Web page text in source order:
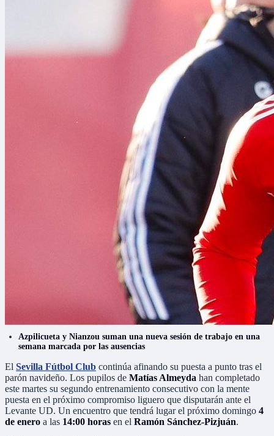
Azpilicueta y Nianzou suman una nueva sesión de trabajo en una
semana marcada por las ausencias
El Sevilla Fútbol Club continúa afinando su puesta a punto tras el
parón navideño. Los pupilos de Matías Almeyda han completado
este martes su segundo entrenamiento consecutivo con la mente
puesta en el próximo compromiso liguero que disputarán ante el
Levante UD. Un encuentro que tendrá lugar el próximo domingo 4
de enero a las 14:00 horas en el Ramón Sánchez-Pizjuán.